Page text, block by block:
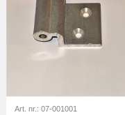
Art. nr.: 07-001001